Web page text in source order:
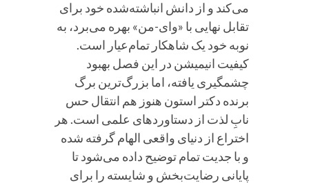
می‌کند و از دانش انباشته‌شده خود برای
تقابل نهایی با «وای-من» بهره می‌برد، به
نوبه خود یک شاهکار تمام‌عیار است.
کیفیت انیمیشن در این فصل بهبود
چشمگیری یافته، اما بزرگ‌ترین برگ
برنده دکتر استون هنوز هم انتقال حس
نابِ لذت از دستاوردهای علمی است. هر
اختراع از دنیای واقعی الهام گرفته شده
و با جدیت تمام توضیح داده می‌شود تا
پایانی رضایت‌بخش و شایسته را برای